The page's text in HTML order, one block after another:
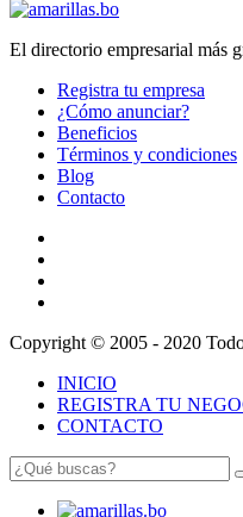
El directorio empresarial más
Registra tu empresa
¿Cómo anunciar?
Beneficios
Términos y condiciones
Blog
Contacto
Copyright © 2005 - 2020
INICIO
REGISTRA TU
CONTACTO